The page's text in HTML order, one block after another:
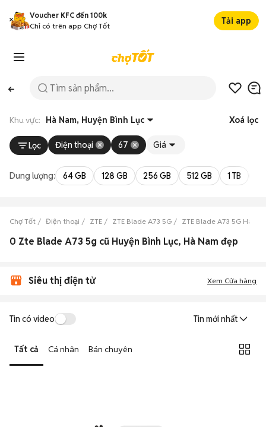
Voucher KFC đến 100k
Chỉ có trên app Chợ Tốt
Tải app
Khu vực: Hà Nam, Huyện Bình Lục Xoá lọc
Lọc Điện thoại 67 Giá
Dung lượng: 64 GB 128 GB 256 GB 512 GB 1 TB
Chợ Tốt Điện thoại ZTE ZTE Blade A73 5G ZTE Blade A73 5G Hà
0 Zte Blade A73 5g cũ Huyện Bình Lục, Hà Nam đẹp
Siêu thị điện tử Xem Cửa hàng
Tin có video Tin mới nhất
Tất cả Cá nhân Bán chuyên